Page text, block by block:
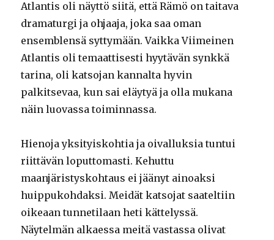
Atlantis oli näyttö siitä, että Rämö on taitava
dramaturgi ja ohjaaja, joka saa oman
ensemblensä syttymään. Vaikka Viimeinen
Atlantis oli temaattisesti hyytävän synkkä
tarina, oli katsojan kannalta hyvin
palkitsevaa, kun sai eläytyä ja olla mukana
näin luovassa toiminnassa.
Hienoja yksityiskohtia ja oivalluksia tuntui
riittävän loputtomasti. Kehuttu
maanjäristyskohtaus ei jäänyt ainoaksi
huippukohdaksi. Meidät katsojat saateltiin
oikeaan tunnetilaan heti kättelyssä.
Näytelmän alkaessa meitä vastassa olivat